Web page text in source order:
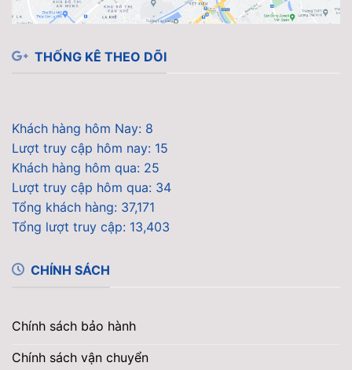
THỐNG KÊ THEO DÕI
Khách hàng hôm Nay: 8
Lượt truy cập hôm nay: 15
Khách hàng hôm qua: 25
Lượt truy cập hôm qua: 34
Tổng khách hàng: 37,171
Tổng lượt truy cập: 13,403
CHÍNH SÁCH
Chính sách bảo hành
Chính sách vận chuyển